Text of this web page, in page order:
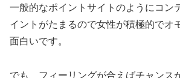
一般的なポイントサイトのようにコン
イントがたまるので女性が積極的でオ
面白いです。
でも、フィーリングが合えばチャンス